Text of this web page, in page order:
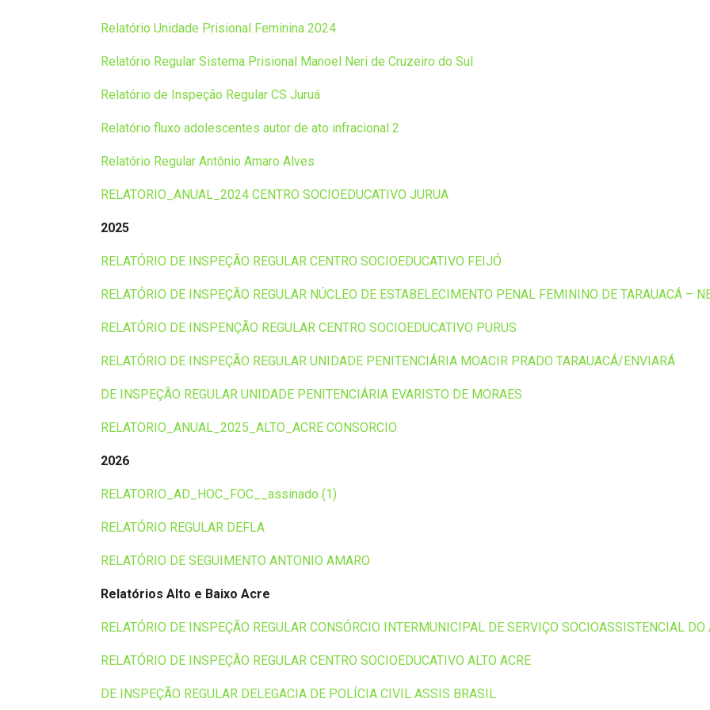
Relatório Unidade Prisional Feminina 2024
Relatório Regular Sistema Prisional Manoel Neri de Cruzeiro do Sul
Relatório de Inspeção Regular CS Juruá
Relatório fluxo adolescentes autor de ato infracional 2
Relatório Regular Antônio Amaro Alves
RELATORIO_ANUAL_2024 CENTRO SOCIOEDUCATIVO JURUA
2025
RELATÓRIO DE INSPEÇÃO REGULAR CENTRO SOCIOEDUCATIVO FEIJÓ
RELATÓRIO DE INSPEÇÃO REGULAR NÚCLEO DE ESTABELECIMENTO PENAL FEMININO DE TARAUACÁ –
RELATÓRIO DE INSPENÇÃO REGULAR CENTRO SOCIOEDUCATIVO PURUS
RELATÓRIO DE INSPEÇÃO REGULAR UNIDADE PENITENCIÁRIA MOACIR PRADO TARAUACÁ/ENVIARÁ
DE INSPEÇÃO REGULAR UNIDADE PENITENCIÁRIA EVARISTO DE MORAES
RELATORIO_ANUAL_2025_ALTO_ACRE CONSORCIO
2026
RELATORIO_AD_HOC_FOC__assinado (1)
RELATÓRIO REGULAR DEFLA
RELATÓRIO DE SEGUIMENTO ANTONIO AMARO
Relatórios Alto e Baixo Acre
RELATÓRIO DE INSPEÇÃO REGULAR CONSÓRCIO INTERMUNICIPAL DE SERVIÇO SOCIOASSISTENCIAL DO
RELATÓRIO DE INSPEÇÃO REGULAR CENTRO SOCIOEDUCATIVO ALTO ACRE
DE INSPEÇÃO REGULAR DELEGACIA DE POLÍCIA CIVIL ASSIS BRASIL